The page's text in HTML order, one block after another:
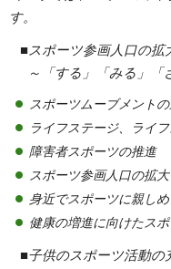
す。
■スポーツ参画人口の拡
～「する」「みる」「
スポーツムーブメント
ライフステージ、ライ
障害者スポーツの推進
スポーツ参画人口の拡
身近でスポーツに親し
健康の増進に向けたス
■子供のスポーツ活動の